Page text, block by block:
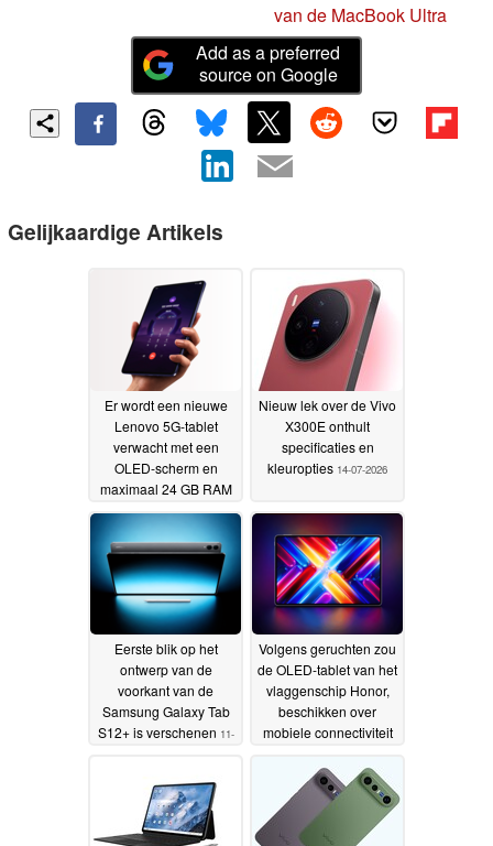
van de MacBook Ultra
Add as a preferred
source on Google
Gelijkaardige Artikels
Er wordt een nieuwe
Lenovo 5G-tablet
verwacht met een
OLED-scherm en
maximaal 24 GB RAM
16-07-2026
Nieuw lek over de Vivo
X300E onthult
specificaties en
kleuropties 14-07-2026
Eerste blik op het
ontwerp van de
voorkant van de
Samsung Galaxy Tab
S12+ is verschenen 11-
Volgens geruchten zou
de OLED-tablet van het
vlaggenschip Honor,
beschikken over
mobiele connectiviteit